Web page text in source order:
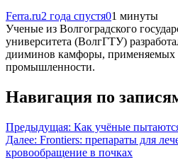
Ferra.ru2 года спустя01 минуты
Ученые из Волгоградского
университета (ВолгГТУ)
дииминов камфоры, применяемых
промышленности.
Навигация по
Предыдущая: Как учёные
Далее: Frontiers: препараты для
кровообращение в почках